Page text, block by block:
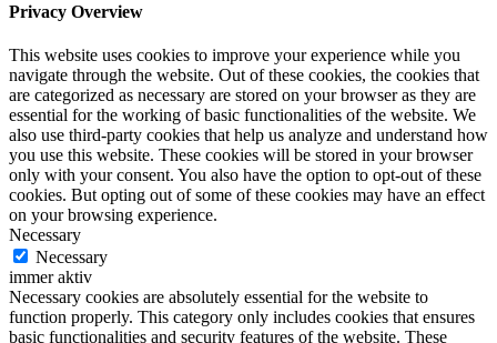
Privacy Overview
This website uses cookies to improve your experience while you
navigate through the website. Out of these cookies, the cookies that
are categorized as necessary are stored on your browser as they are
essential for the working of basic functionalities of the website. We
also use third-party cookies that help us analyze and understand how
you use this website. These cookies will be stored in your browser
only with your consent. You also have the option to opt-out of these
cookies. But opting out of some of these cookies may have an effect
on your browsing experience.
Necessary
Necessary
immer aktiv
Necessary cookies are absolutely essential for the website to
function properly. This category only includes cookies that ensures
basic functionalities and security features of the website. These